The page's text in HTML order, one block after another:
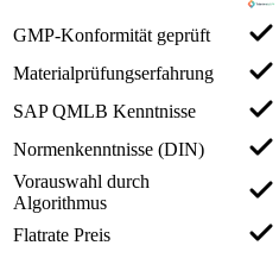
GMP-Konformität geprüft
Materialprüfungserfahrung
SAP QMLB Kenntnisse
Normenkenntnisse (DIN)
Vorauswahl durch
Algorithmus
Flatrate Preis